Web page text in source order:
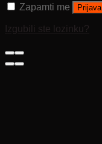
Zapamti me Prijava
Izgubili ste lozinku?